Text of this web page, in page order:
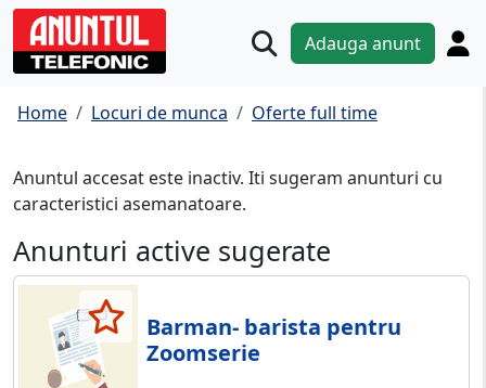
Adauga anunt
Home Locuri de munca Oferte full time
Anuntul accesat este inactiv. Iti sugeram anunturi cu
caracteristici asemanatoare.
Anunturi active sugerate
Barman- barista pentru
Zoomserie